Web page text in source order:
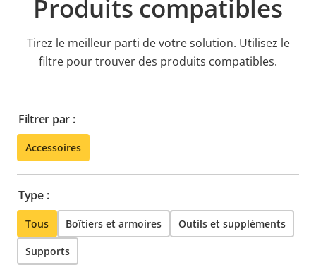
Produits compatibles
Tirez le meilleur parti de votre solution. Utilisez le
filtre pour trouver des produits compatibles.
Filtrer par :
Accessoires
Type :
Tous Boîtiers et armoires Outils et suppléments
Supports